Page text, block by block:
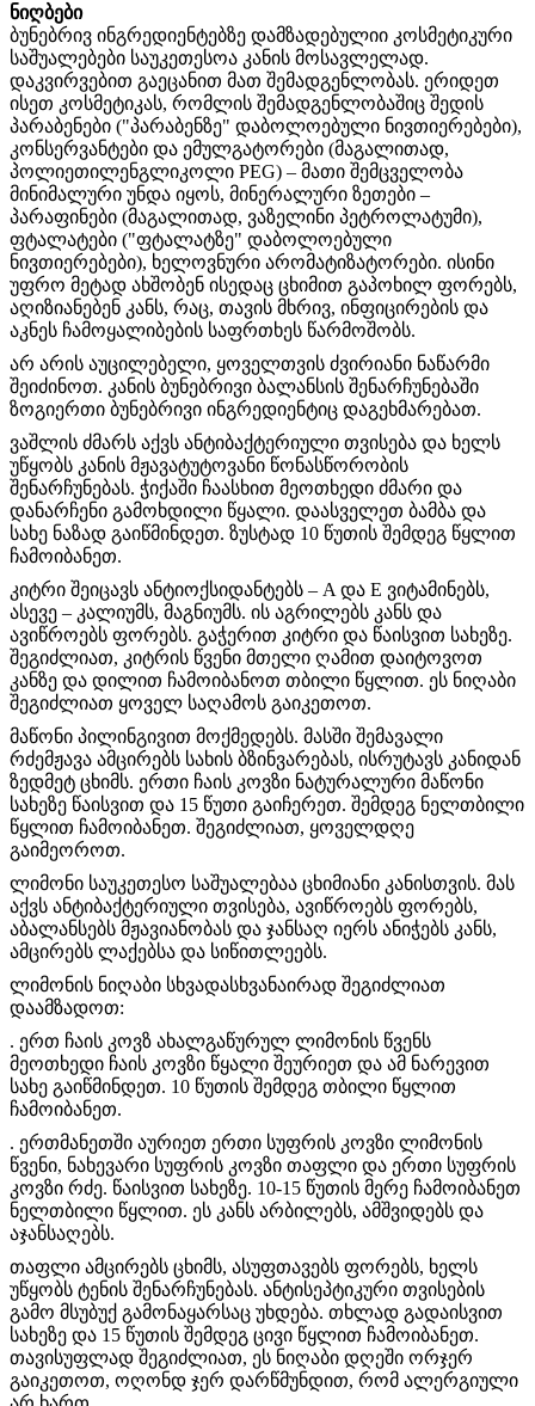
ნიღბები
ბუნებრივ ინგრედიენტებზე დამზადებულიი კოსმეტიკური
საშუალებები საუკეთესოა კანის მოსავლელად.
დაკვირვებით გაეცანით მათ შემადგენლობას. ერიდეთ
ისეთ კოსმეტიკას, რომლის შემადგენლობაშიც შედის
პარაბენები ("პარაბენზე" დაბოლოებული ნივთიერებები),
კონსერვანტები და ემულგატორები (მაგალითად,
პოლიეთილენგლიკოლი PEG) – მათი შემცველობა
მინიმალური უნდა იყოს, მინერალური ზეთები –
პარაფინები (მაგალითად, ვაზელინი პეტროლატუმი),
ფტალატები ("ფტალატზე" დაბოლოებული
ნივთიერებები), ხელოვნური არომატიზატორები. ისინი
უფრო მეტად ახშობენ ისედაც ცხიმით გაპოხილ ფორებს,
აღიზიანებენ კანს, რაც, თავის მხრივ, ინფიცირების და
აკნეს ჩამოყალიბების საფრთხეს წარმოშობს.
არ არის აუცილებელი, ყოველთვის ძვირიანი ნაწარმი
შეიძინოთ. კანის ბუნებრივი ბალანსის შენარჩუნებაში
ზოგიერთი ბუნებრივი ინგრედიენტიც დაგეხმარებათ.
ვაშლის ძმარს აქვს ანტიბაქტერიული თვისება და ხელს
უწყობს კანის მჟავატუტოვანი წონასწორობის
შენარჩუნებას. ჭიქაში ჩაასხით მეოთხედი ძმარი და
დანარჩენი გამოხდილი წყალი. დაასველეთ ბამბა და
სახე ნაზად გაიწმინდეთ. ზუსტად 10 წუთის შემდეგ წყლით
ჩამოიბანეთ.
კიტრი შეიცავს ანტიოქსიდანტებს – A და E ვიტამინებს,
ასევე – კალიუმს, მაგნიუმს. ის აგრილებს კანს და
ავიწროებს ფორებს. გაჭერით კიტრი და წაისვით სახეზე.
შეგიძლიათ, კიტრის წვენი მთელი ღამით დაიტოვოთ
კანზე და დილით ჩამოიბანოთ თბილი წყლით. ეს ნიღაბი
შეგიძლიათ ყოველ საღამოს გაიკეთოთ.
მაწონი პილინგივით მოქმედებს. მასში შემავალი
რძემჟავა ამცირებს სახის ბზინვარებას, ისრუტავს კანიდან
ზედმეტ ცხიმს. ერთი ჩაის კოვზი ნატურალური მაწონი
სახეზე წაისვით და 15 წუთი გაიჩერეთ. შემდეგ ნელთბილი
წყლით ჩამოიბანეთ. შეგიძლიათ, ყოველდღე
გაიმეოროთ.
ლიმონი საუკეთესო საშუალებაა ცხიმიანი კანისთვის. მას
აქვს ანტიბაქტერიული თვისება, ავიწროებს ფორებს,
აბალანსებს მჟავიანობას და ჯანსაღ იერს ანიჭებს კანს,
ამცირებს ლაქებსა და სიწითლეებს.
ლიმონის ნიღაბი სხვადასხვანაირად შეგიძლიათ
დაამზადოთ:
. ერთ ჩაის კოვზ ახალგაწურულ ლიმონის წვენს
მეოთხედი ჩაის კოვზი წყალი შეურიეთ და ამ ნარევით
სახე გაიწმინდეთ. 10 წუთის შემდეგ თბილი წყლით
ჩამოიბანეთ.
. ერთმანეთში აურიეთ ერთი სუფრის კოვზი ლიმონის
წვენი, ნახევარი სუფრის კოვზი თაფლი და ერთი სუფრის
კოვზი რძე. წაისვით სახეზე. 10-15 წუთის მერე ჩამოიბანეთ
ნელთბილი წყლით. ეს კანს არბილებს, ამშვიდებს და
აჯანსაღებს.
თაფლი ამცირებს ცხიმს, ასუფთავებს ფორებს, ხელს
უწყობს ტენის შენარჩუნებას. ანტისეპტიკური თვისების
გამო მსუბუქ გამონაყარსაც უხდება. თხლად გადაისვით
სახეზე და 15 წუთის შემდეგ ცივი წყლით ჩამოიბანეთ.
თავისუფლად შეგიძლიათ, ეს ნიღაბი დღეში ორჯერ
გაიკეთოთ, ოღონდ ჯერ დარწმუნდით, რომ ალერგიული